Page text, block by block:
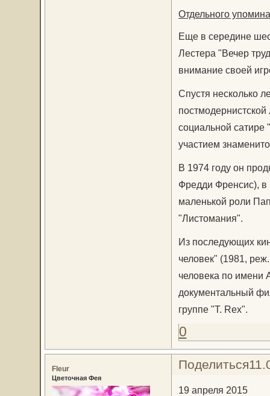
Отдельного
Еще в середине
Лестера "Вечер
внимание своей
Спустя несколько
социальной
участием
В 1974 году он
Фредди Френсис), в
маленькой роли
"Листомания".
Из последующих
человек" (1981,
человека по имени
документальный
группе "T. Rex".
0
Поделиться
Fleur
Цветочная Фея
19 апреля 2015